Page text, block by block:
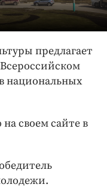
предлагает
национальных
своем сайте в